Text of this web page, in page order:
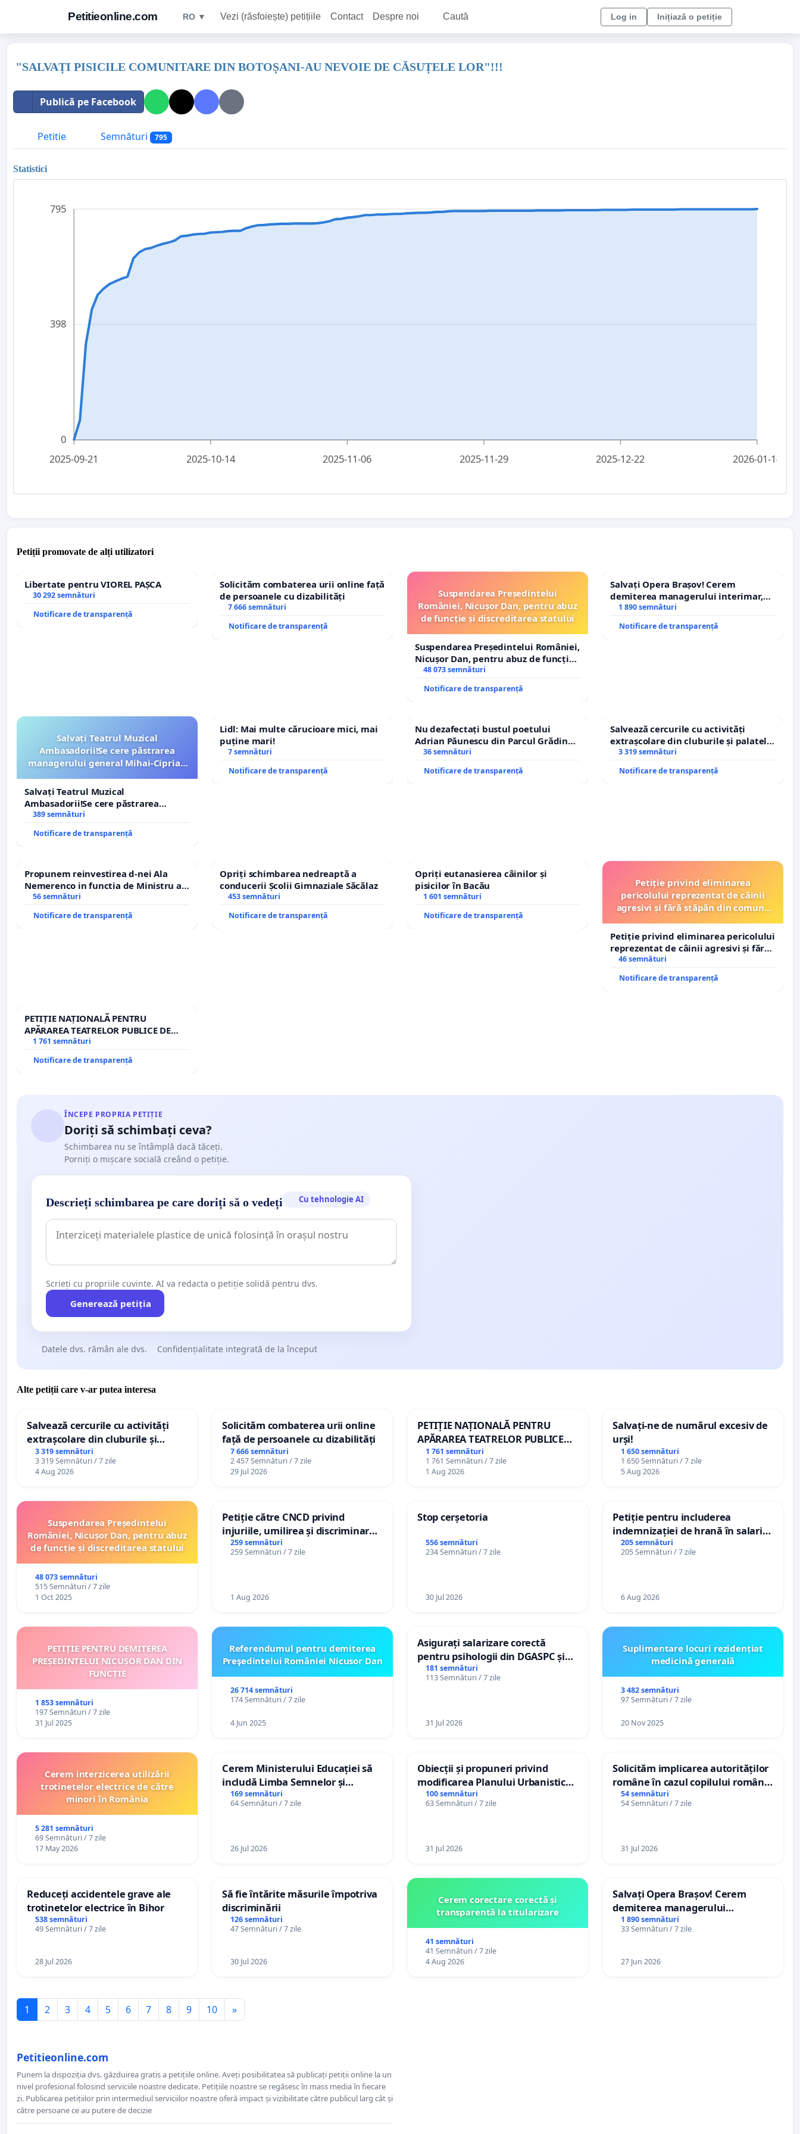
Petitieonline.com RO ▼ Vezi (răsfoiește) petițiile Contact Despre noi Caută Log in Inițiază o petiție
"SALVAȚI PISICILE COMUNITARE DIN BOTOȘANI-AU NEVOIE DE CĂSUȚELE LOR"!!!
Publică pe Facebook
Petitie Semnături 795
Statistici
0
398
795
2025-09-21 2025-10-14 2025-11-06 2025-11-29 2025-12-22 2026-01-14
Petiții promovate de alți utilizatori
Libertate pentru VIOREL PAȘCA
30 292 semnături
Notificare de transparență
Solicităm combaterea urii online față
de persoanele cu dizabilități
7 666 semnături
Notificare de transparență
Suspendarea Președintelui
României, Nicușor Dan, pentru abuz
de funcție și discreditarea statului
Suspendarea Președintelui României,
Nicușor Dan, pentru abuz de funcție
și discreditarea statului
48 073 semnături
Notificare de transparență
Salvați Opera Brașov! Cerem
demiterea managerului interimar,
Petrean Lucian-Marius!
1 890 semnături
Notificare de transparență
Salvați Teatrul Muzical
Ambasadorii!Se cere păstrarea
managerului general Mihai-Ciprian
Salvați Teatrul Muzical
Ambasadorii!Se cere păstrarea
managerului general Mihai-Ciprian
ROGOJAN
389 semnături
Notificare de transparență
Lidl: Mai multe cărucioare mici, mai
puține mari!
7 semnături
Notificare de transparență
Nu dezafectați bustul poetului
Adrian Păunescu din Parcul Grădina
Icoanei! Stop cenzurii culturale!
36 semnături
Notificare de transparență
Salvează cercurile cu activități
extrașcolare din cluburile și palatele
copiilor
3 319 semnături
Notificare de transparență
Propunem reinvestirea d-nei Ala
Nemerenco in functia de Ministru al
Sanatatii
56 semnături
Notificare de transparență
Opriți schimbarea nedreaptă a
conducerii Școlii Gimnaziale Săcălaz
453 semnături
Notificare de transparență
Opriți eutanasierea câinilor și
pisicilor în Bacău
1 601 semnături
Notificare de transparență
Petiție privind eliminarea
pericolului reprezentat de câinii
agresivi și fără stăpân din comuna
Petiție privind eliminarea pericolului
reprezentat de câinii agresivi și fără
stăpân din comuna Tunari
46 semnături
Notificare de transparență
PETIȚIE NAȚIONALĂ PENTRU
APĂRAREA TEATRELOR PUBLICE DE
REPERTORIU DIN ROMÂNIA
1 761 semnături
Notificare de transparență
ÎNCEPE PROPRIA PETIȚIE
Doriți să schimbați ceva?
Schimbarea nu se întâmplă dacă tăceți.
Porniți o mișcare socială creând o petiție.
Descrieți schimbarea pe care doriți să o vedeți Cu tehnologie AI
Scrieți cu propriile cuvinte. AI va redacta o petiție solidă pentru dvs.
Generează petiția
Datele dvs. rămân ale dvs. Confidențialitate integrată de la început
Alte petiții care v-ar putea interesa
Salvează cercurile cu activități
extrașcolare din cluburile și
palatele copiilor
3 319 semnături
3 319 Semnături / 7 zile
4 Aug 2026
Solicităm combaterea urii online
față de persoanele cu dizabilități
7 666 semnături
2 457 Semnături / 7 zile
29 Jul 2026
PETIȚIE NAȚIONALĂ PENTRU
APĂRAREA TEATRELOR PUBLICE
DE REPERTORIU DIN ROMÂNIA
1 761 semnături
1 761 Semnături / 7 zile
1 Aug 2026
Salvați-ne de numărul excesiv de
urși!
1 650 semnături
1 650 Semnături / 7 zile
5 Aug 2026
Suspendarea Președintelui
României, Nicușor Dan, pentru abuz
de funcție și discreditarea statului
48 073 semnături
515 Semnături / 7 zile
1 Oct 2025
Petiție către CNCD privind
injuriile, umilirea și discriminarea
persoanelor cu dizabilități de
către utilizatorul TikTok „Gorici”
259 semnături
259 Semnături / 7 zile
1 Aug 2026
Stop cerșetoria
556 semnături
234 Semnături / 7 zile
30 Jul 2026
Petiție pentru includerea
indemnizației de hrană în salariul
de bază și protejarea gradațiilor
de vechime pentru asistenții
205 semnături
205 Semnături / 7 zile
6 Aug 2026
PETIȚIE PENTRU DEMITEREA
PREȘEDINTELUI NICUȘOR DAN DIN
FUNCȚIE
1 853 semnături
197 Semnături / 7 zile
31 Jul 2025
Referendumul pentru demiterea
Preşedintelui României Nicusor Dan
26 714 semnături
174 Semnături / 7 zile
4 Jun 2025
Asigurați salarizare corectă
pentru psihologii din DGASPC și
spitale
181 semnături
113 Semnături / 7 zile
31 Jul 2026
Suplimentare locuri rezidențiat
medicină generală
3 482 semnături
97 Semnături / 7 zile
20 Nov 2025
Cerem interzicerea utilizării
trotinetelor electrice de către
minori în România
5 281 semnături
69 Semnături / 7 zile
17 May 2026
Cerem Ministerului Educației să
includă Limba Semnelor și
alfabetul Braille în școlile din
Republica Moldova!
169 semnături
64 Semnături / 7 zile
26 Jul 2026
Obiecții și propuneri privind
modificarea Planului Urbanistic
General al orașului Ialoveni
100 semnături
63 Semnături / 7 zile
31 Jul 2026
Solicităm implicarea autorităților
române în cazul copilului român
Wiliam Kristian Gheorghe, aflat în
plasament în Danemarca de 12
54 semnături
54 Semnături / 7 zile
31 Jul 2026
Reduceți accidentele grave ale
trotinetelor electrice în Bihor
538 semnături
49 Semnături / 7 zile
28 Jul 2026
Să fie întărite măsurile împotriva
discriminării
126 semnături
47 Semnături / 7 zile
30 Jul 2026
Cerem corectare corectă și
transparentă la titularizare
41 semnături
41 Semnături / 7 zile
4 Aug 2026
Salvați Opera Brașov! Cerem
demiterea managerului
interimar, Petrean Lucian-Marius!
1 890 semnături
33 Semnături / 7 zile
27 Jun 2026
1 2 3 4 5 6 7 8 9 10 »
Petitieonline.com
Punem la dispoziția dvs. găzduirea gratis a petițiile online. Aveți posibilitatea să publicați petiții online la un
nivel profesional folosind serviciile noastre dedicate. Petițiile noastre se regăsesc în mass media în fiecare
zi. Publicarea petițiilor prin intermediul serviciilor noastre oferă impact și vizibilitate către publicul larg cât și
către persoane ce au putere de decizie